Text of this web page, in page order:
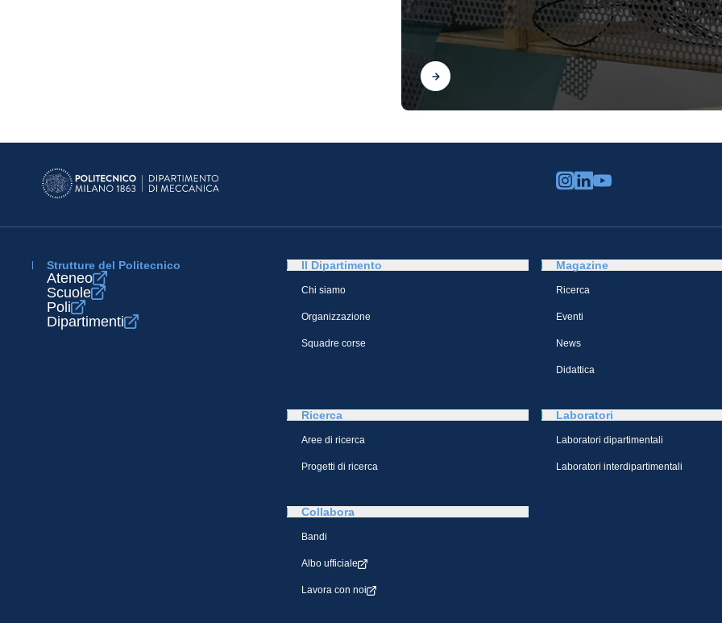
Scopri
Strutture del Politecnico
Ateneo
Scuole
Poli
Dipartimenti
Il Dipartimento
Chi siamo
Organizzazione
Squadre corse
Magazine
Ricerca
Eventi
News
Didattica
Ricerca
Aree di ricerca
Progetti di ricerca
Laboratori
Laboratori dipartimentali
Laboratori interdipartimentali
Collabora
Bandi
Albo ufficiale
Lavora con noi